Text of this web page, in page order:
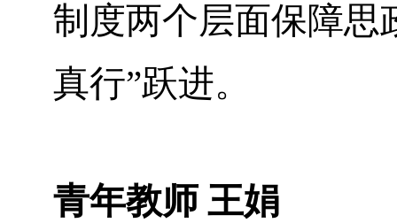
制度两个层面保障思
真行”跃进。
青年教师 王娟